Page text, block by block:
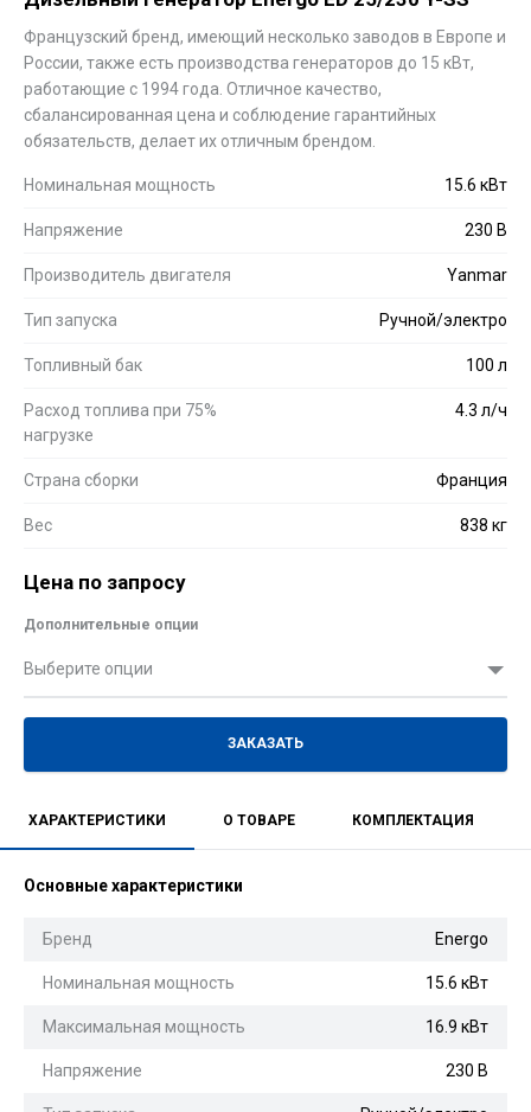
Французский бренд, имеющий несколько заводов в Европе и
России, также есть производства генераторов до 15 кВт,
работающие с 1994 года. Отличное качество,
сбалансированная цена и соблюдение гарантийных
обязательств, делает их отличным брендом.
Номинальная мощность 15.6 кВт
Напряжение 230 В
Производитель двигателя Yanmar
Тип запуска Ручной/электро
Топливный бак 100 л
Расход топлива при 75%
нагрузке
4.3 л/ч
Страна сборки Франция
Вес 838 кг
Цена по запросу
Дополнительные опции
Выберите опции
ЗАКАЗАТЬ
ХАРАКТЕРИСТИКИ О ТОВАРЕ КОМПЛЕКТАЦИЯ
Основные характеристики
Бренд Energo
Номинальная мощность 15.6 кВт
Максимальная мощность 16.9 кВт
Напряжение 230 В